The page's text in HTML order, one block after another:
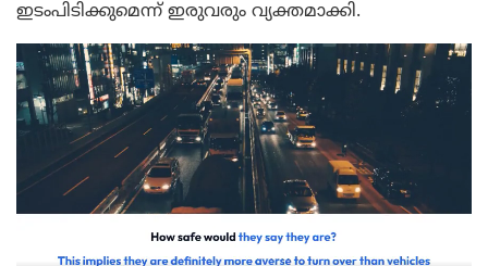
ഇടംപിടിക്കുമെന്ന് ഇരുവരും വ്യക്തമാക്കി.